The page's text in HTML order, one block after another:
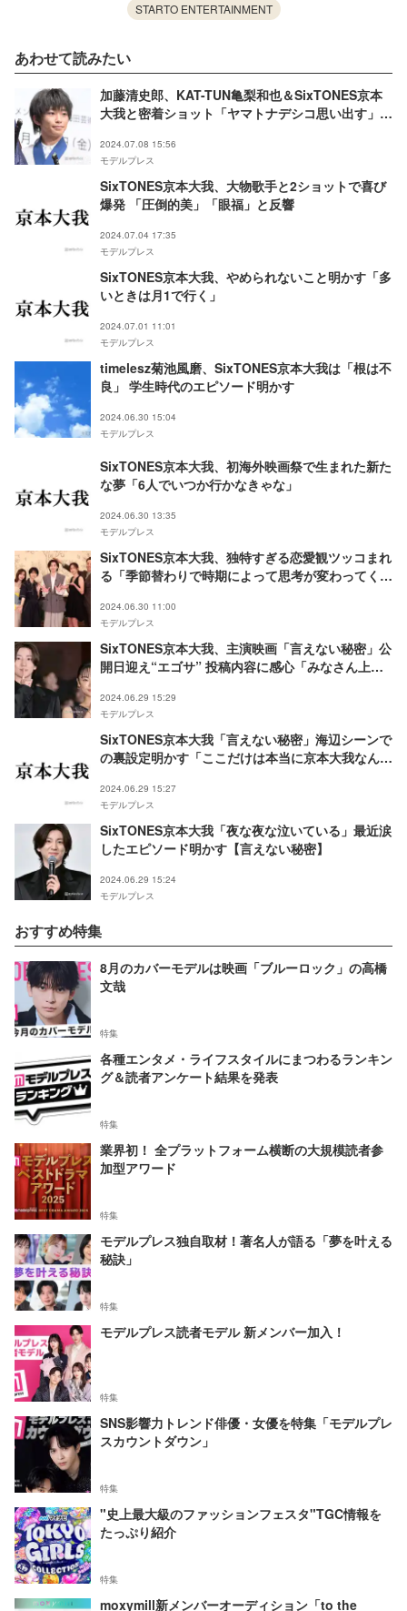
STARTO ENTERTAINMENT
あわせて読みたい
加藤清史郎、KAT-TUN亀梨和也＆SixTONES京本
大我と密着ショット「ヤマトナデシコ思い出す」
2024.07.08 15:56
モデルプレス
SixTONES京本大我、大物歌手と2ショットで喜び
爆発 「圧倒的美」「眼福」と反響
2024.07.04 17:35
モデルプレス
SixTONES京本大我、やめられないこと明かす「多
いときは月1で行く」
2024.07.01 11:01
モデルプレス
timelesz菊池風磨、SixTONES京本大我は「根は不
良」 学生時代のエピソード明かす
2024.06.30 15:04
モデルプレス
SixTONES京本大我、初海外映画祭で生まれた新た
な夢「6人でいつか行かなきゃな」
2024.06.30 13:35
モデルプレス
SixTONES京本大我、独特すぎる恋愛観ツッコまれ
る「季節替わりで時期によって思考が変わってく
2024.06.30 11:00
モデルプレス
SixTONES京本大我、主演映画「言えない秘密」公
開日迎え“エゴサ” 投稿内容に感心「みなさん上手
2024.06.29 15:29
モデルプレス
SixTONES京本大我「言えない秘密」海辺シーンで
の裏設定明かす「ここだけは本当に京本大我なんで
2024.06.29 15:27
モデルプレス
SixTONES京本大我「夜な夜な泣いている」最近涙
したエピソード明かす【言えない秘密】
2024.06.29 15:24
モデルプレス
おすすめ特集
8月のカバーモデルは映画「ブルーロック」の高橋
文哉
特集
各種エンタメ・ライフスタイルにまつわるランキン
グ＆読者アンケート結果を発表
特集
業界初！ 全プラットフォーム横断の大規模読者参
加型アワード
特集
モデルプレス独自取材！著名人が語る「夢を叶える
秘訣」
特集
モデルプレス読者モデル 新メンバー加入！
特集
SNS影響力トレンド俳優・女優を特集「モデルプレ
スカウントダウン」
特集
"史上最大級のファッションフェスタ"TGC情報を
たっぷり紹介
特集
moxymill新メンバーオーディション「to the